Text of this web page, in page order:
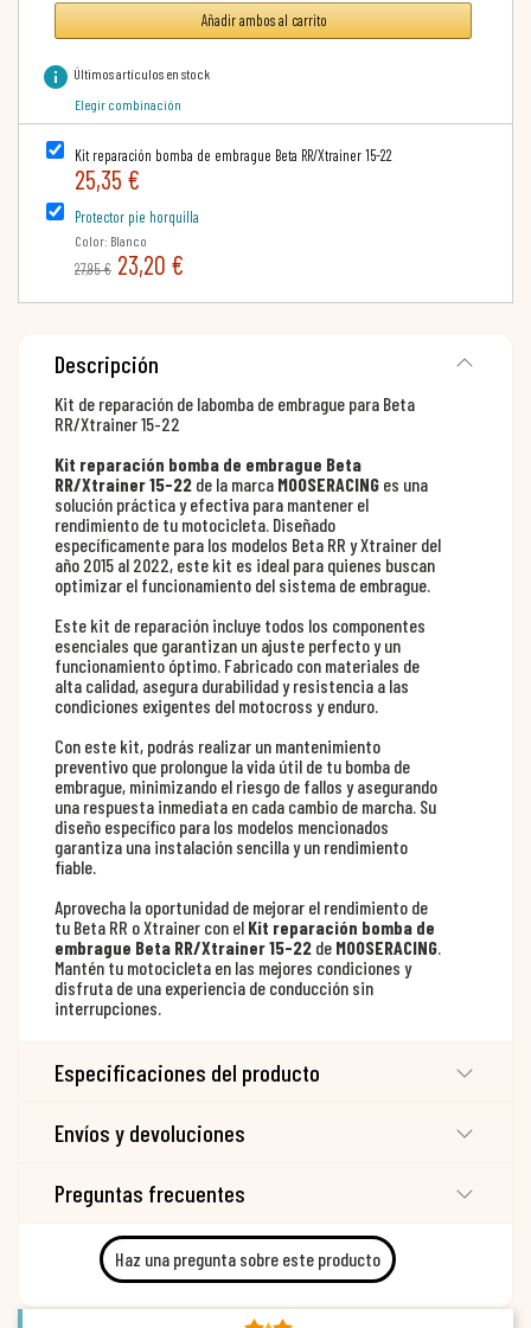
Añadir ambos al carrito
info Últimos artículos en stock
Elegir combinación
Kit reparación bomba de embrague Beta RR/Xtrainer 15-22
25,35 €
Protector pie horquilla
Color: Blanco
27,95 € 23,20 €
Descripción
Kit de reparación de labomba de embrague para Beta
RR/Xtrainer 15-22
Kit reparación bomba de embrague Beta
RR/Xtrainer 15-22 de la marca MOOSERACING es una
solución práctica y efectiva para mantener el
rendimiento de tu motocicleta. Diseñado
específicamente para los modelos Beta RR y Xtrainer del
año 2015 al 2022, este kit es ideal para quienes buscan
optimizar el funcionamiento del sistema de embrague.
Este kit de reparación incluye todos los componentes
esenciales que garantizan un ajuste perfecto y un
funcionamiento óptimo. Fabricado con materiales de
alta calidad, asegura durabilidad y resistencia a las
condiciones exigentes del motocross y enduro.
Con este kit, podrás realizar un mantenimiento
preventivo que prolongue la vida útil de tu bomba de
embrague, minimizando el riesgo de fallos y asegurando
una respuesta inmediata en cada cambio de marcha. Su
diseño específico para los modelos mencionados
garantiza una instalación sencilla y un rendimiento
fiable.
Aprovecha la oportunidad de mejorar el rendimiento de
tu Beta RR o Xtrainer con el Kit reparación bomba de
embrague Beta RR/Xtrainer 15-22 de MOOSERACING.
Mantén tu motocicleta en las mejores condiciones y
disfruta de una experiencia de conducción sin
interrupciones.
Especificaciones del producto
Envíos y devoluciones
Preguntas frecuentes
Haz una pregunta sobre este producto